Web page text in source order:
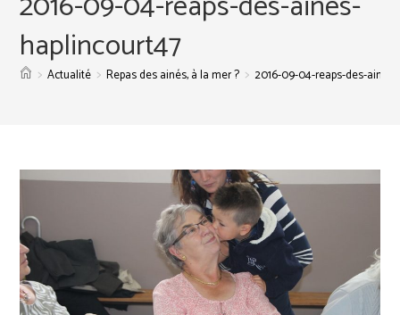
haplincourt47
> Actualité > Repas des ainés, à la mer ? > 2016-09-04-reaps-des-